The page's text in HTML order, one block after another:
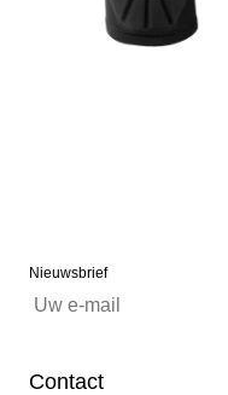
Nieuwsbrief
Contact